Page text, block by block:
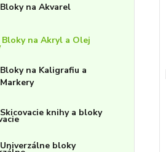
Bloky na Akvarel
Bloky na Akryl a Olej
Bloky na Kaligrafiu a
Markery
Skicovacie knihy a bloky
Univerzálne bloky